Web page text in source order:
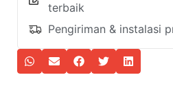
terbaik
Pengiriman & instalasi